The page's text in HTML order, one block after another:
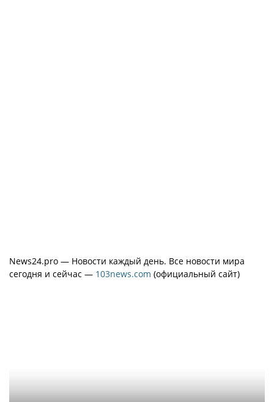
News24.pro — Новости каждый день. Все новости мира
сегодня и сейчас — 103news.com (официальный сайт)